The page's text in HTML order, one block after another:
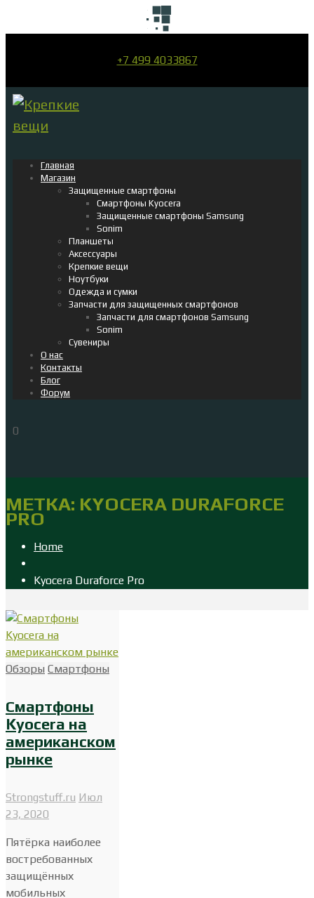
+7 499 4033867
Главная
Магазин
Защищенные смартфоны
Смартфоны Kyocera
Защищенные смартфоны Samsung
Sonim
Планшеты
Аксессуары
Крепкие вещи
Ноутбуки
Одежда и сумки
Запчасти для защищенных смартфонов
Запчасти для смартфонов Samsung
Sonim
Сувениры
О нас
Контакты
Блог
Форум
0
МЕТКА: KYOCERA DURAFORCE
PRO
Home
Kyocera Duraforce Pro
Обзоры Смартфоны
Смартфоны
Kyocera на
американском
рынке
Strongstuff.ru Июл
23, 2020
Пятёрка наиболее
востребованных
защищённых
мобильных